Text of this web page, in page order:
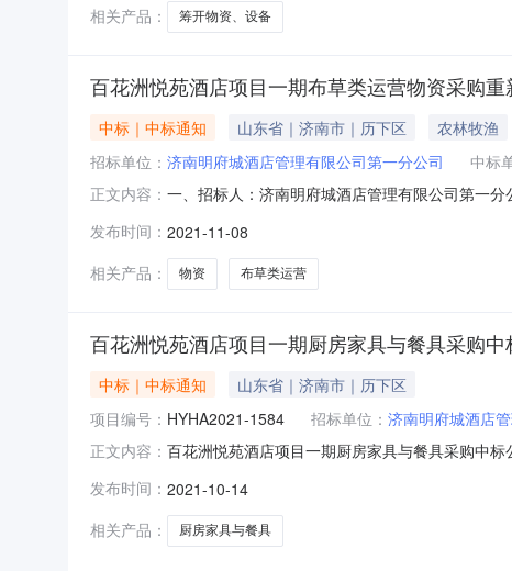
相关产品：
筹开物资、设备
百花洲悦苑酒店项目一期布草类运营物资采购
中标｜中标通知 山东省｜济南市｜历下区
农林牧渔
招标单位： 济南明府城酒店管理有限公司第一分公司 中标
正文内容： 一、招标人：济南明府城酒店管理有限公司第一
山东美高美供应链管理有限公司中标金额：
发布时间： 2021-11-08
相关产品：
物资 布草类运营
百花洲悦苑酒店项目一期厨房家具与餐具采购中
中标｜中标通知
山东省｜济南市｜历下区
项目编号： HYHA2021-1584 招标单位： 济南明府城酒店
正文内容： 百花洲悦苑酒店项目一期厨房家具与餐具采购中
号：HYHA2021-1584）四、开标日期：2021年
发布时间： 2021-10-14
相关产品：
厨房家具与餐具